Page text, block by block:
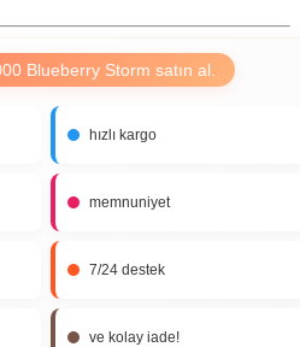
Blueberry Storm satın al.
hızlı kargo
memnuniyet
7/24 destek
ve kolay iade!